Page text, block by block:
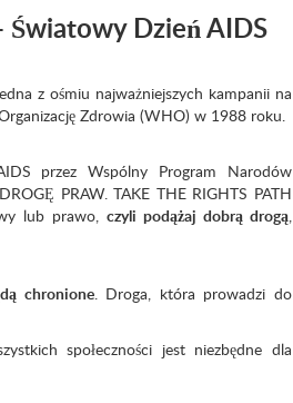
Światowy Dzień AIDS
z ośmiu najważniejszych kampanii na
Zdrowia (WHO) w 1988 roku.
przez Wspólny Program Narodów
PRAW. TAKE THE RIGHTS PATH
lub prawo, czyli podążaj dobrą drogą,
chronione. Droga, która prowadzi do
społeczności jest niezbędne dla